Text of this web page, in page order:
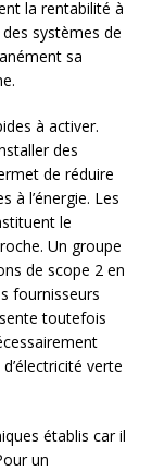
la rentabilité à
systèmes de
sa
à activer.
des
de réduire
à l’énergie. Les
le
Un groupe
de scope 2 en
fournisseurs
toutefois
verte
établis car il
un